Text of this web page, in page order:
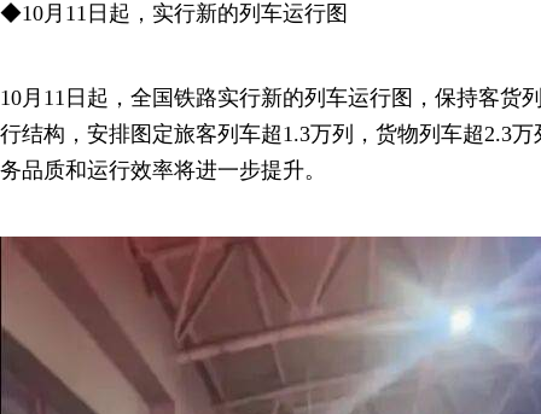
◆10月11日起，实行新的列车运行图
10月11日起，全国铁路实行新的列车运行图，保持客货
行结构，安排图定旅客列车超1.3万列，货物列车超2.3
务品质和运行效率将进一步提升。